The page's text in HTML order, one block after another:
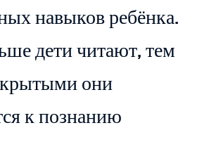
навыков ребёнка.
дети читают, тем
они
к познанию